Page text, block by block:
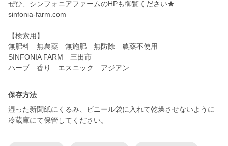
ぜひ、シンフォニアファームのHPも御覧ください★
sinfonia-farm.com
【検索用】
無肥料 無農薬 無施肥 無防除 農薬不使用
SINFONIA FARM 三田市
ハーブ 香り エスニック アジアン
保存方法
湿った新聞紙にくるみ、ビニール袋に入れて乾燥させないように
冷蔵庫にて保管してください。